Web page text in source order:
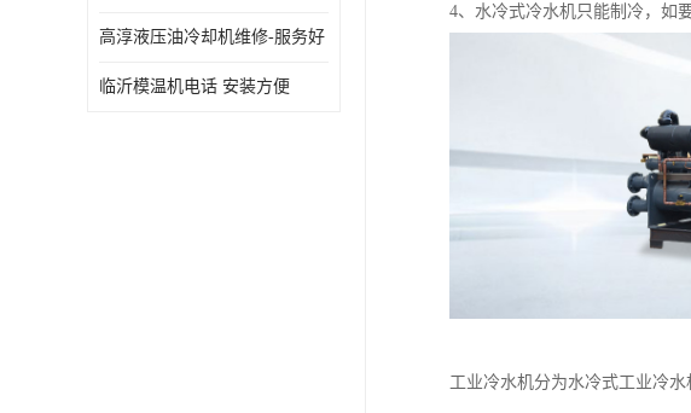
高淳液压油冷却机维修-服务好
临沂模温机电话 安装方便
4、水冷式冷水机只能制冷，如
工业冷水机分为水冷式工业冷